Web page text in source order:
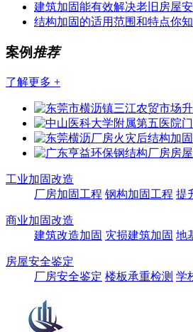
建筑加固能有效解决老旧房屋
结构加固的适用范围和特点你
案例推荐
了解更多 +
工业加固改造
厂房加固工程 钢构加固工程 提
商业加固改造
建筑改造加固 灾损建筑加固 地
房屋安全鉴定
厂房安全鉴定 楼板承重检测 学